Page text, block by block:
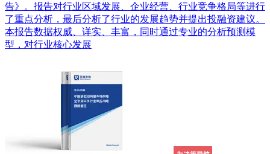
告》。报告对行业区域发展、企业经营、行业竞争格局等进行
了重点分析，最后分析了行业的发展趋势并提出投融资建议。
本报告数据权威、详实、丰富，同时通过专业的分析预测模
型，对行业核心发展